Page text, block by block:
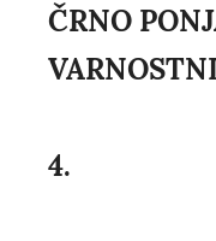
ČRNO
4.